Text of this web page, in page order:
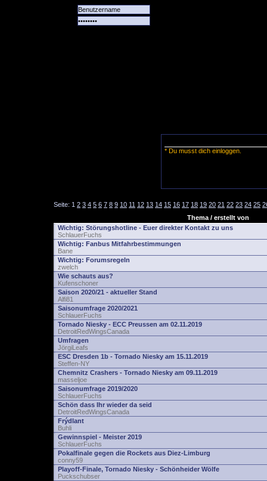
* Du musst dich einloggen.
Seite: 1 2 3 4 5 6 7 8 9 10 11 12 13 14 15 16 17 18 19 20 21 22 23 24 25
Thema / erstellt von
Wichtig: Störungshotline - Euer direkter Kontakt zu uns
SchlauerFuchs
Wichtig: Fanbus Mitfahrbestimmungen
Bane
Wichtig: Forumsregeln
zwelch
Wie schauts aus?
Kufenschoner
Saison 2020/21 - aktueller Stand
Alfi81
Saisonumfrage 2020/2021
SchlauerFuchs
Tornado Niesky - ECC Preussen am 02.11.2019
DetroitRedWingsCanada
Umfragen
JörgiLeafs
ESC Dresden 1b - Tornado Niesky am 15.11.2019
Steffen-NY
Chemnitz Crashers - Tornado Niesky am 09.11.2019
masseljoe
Saisonumfrage 2019/2020
SchlauerFuchs
Schön dass Ihr wieder da seid
DetroitRedWingsCanada
Frýdlant
Buhli
Gewinnspiel - Meister 2019
SchlauerFuchs
Pokalfinale gegen die Rockets aus Diez-Limburg
conny59
Playoff-Finale, Tornado Niesky - Schönheider Wölfe
Puckschubser